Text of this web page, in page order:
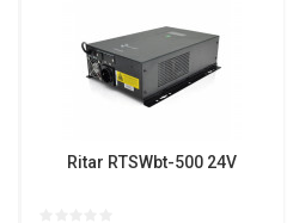
Ritar RTSWbt-500 24V